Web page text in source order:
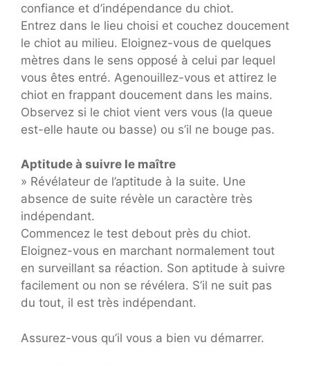
confiance et d’indépendance du chiot.
Entrez dans le lieu choisi et couchez doucement
le chiot au milieu. Eloignez-vous de quelques
mètres dans le sens opposé à celui par lequel
vous êtes entré. Agenouillez-vous et attirez le
chiot en frappant doucement dans les mains.
Observez si le chiot vient vers vous (la queue
est-elle haute ou basse) ou s’il ne bouge pas.
Aptitude à suivre le maître
» Révélateur de l’aptitude à la suite. Une
absence de suite révèle un caractère très
indépendant.
Commencez le test debout près du chiot.
Eloignez-vous en marchant normalement tout
en surveillant sa réaction. Son aptitude à suivre
facilement ou non se révélera. S’il ne suit pas
du tout, il est très indépendant.
Assurez-vous qu’il vous a bien vu démarrer.